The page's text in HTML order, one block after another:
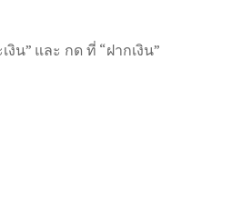
น” และ กด ที่ “ฝากเงิน”